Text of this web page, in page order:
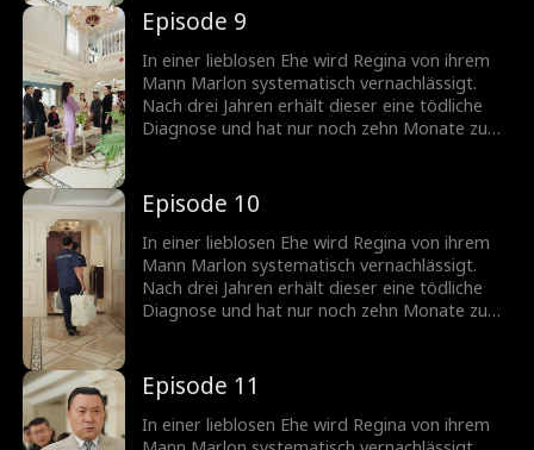
Doch gerade als sie glaubt, das Spiel
gewonnen zu haben, präsentiert Regina eine
Überraschung: einen Erben aus einer
schicksalhaften Nacht mit Marlons Bruder
Jared. Während Regina ihren Platz in der
Stanton-Familie zurückerobern will, öffnet
Episode 9
In einer lieblosen Ehe wird Regina von ihrem
Mann Marlon systematisch vernachlässigt.
Nach drei Jahren erhält dieser eine tödliche
Diagnose und hat nur noch zehn Monate zu
Doch gerade als sie glaubt, das Spiel
gewonnen zu haben, präsentiert Regina eine
Überraschung: einen Erben aus einer
schicksalhaften Nacht mit Marlons Bruder
Jared. Während Regina ihren Platz in der
Stanton-Familie zurückerobern will, öffnet
Episode 10
In einer lieblosen Ehe wird Regina von ihrem
Mann Marlon systematisch vernachlässigt.
Nach drei Jahren erhält dieser eine tödliche
Diagnose und hat nur noch zehn Monate zu
Doch gerade als sie glaubt, das Spiel
gewonnen zu haben, präsentiert Regina eine
Überraschung: einen Erben aus einer
schicksalhaften Nacht mit Marlons Bruder
Episode 11
In einer lieblosen Ehe wird Regina von ihrem